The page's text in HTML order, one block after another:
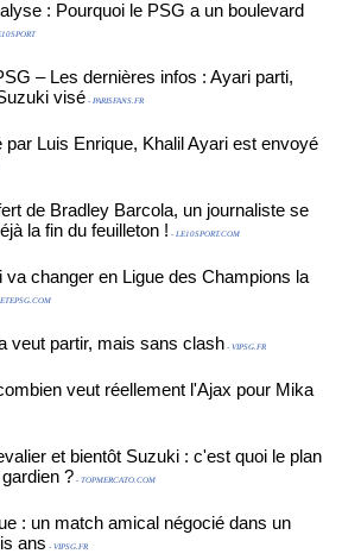
: Pourquoi le PSG a un boulevard
– Les dernières infos : Ayari parti,
visé - PARISFANS.FR
par Luis Enrique, Khalil Ayari est envoyé
de Bradley Barcola, un journaliste se
la fin du feuilleton ! - LE10SPORT.COM
va changer en Ligue des Champions la
veut partir, mais sans clash - VIPSG.FR
veut réellement l'Ajax pour Mika
et bientôt Suzuki : c'est quoi le plan
? - TOPMERCATO.COM
: un match amical négocié dans un
ans - VIPSG.FR